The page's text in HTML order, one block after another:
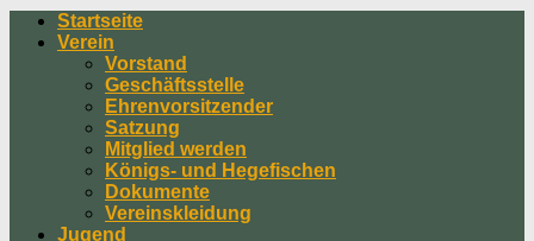
Startseite
Verein
Vorstand
Geschäftsstelle
Ehrenvorsitzender
Satzung
Mitglied werden
Königs- und Hegefischen
Dokumente
Vereinskleidung
Jugend